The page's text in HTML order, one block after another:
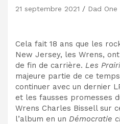
21 septembre 2021 Dad One
Cela fait 18 ans que les
New Jersey, les Wrens,
de fin de carrière. Les
majeure partie de ce
continuer avec un dernier
et les fausses promesses
Wrens Charles Bissell sur
l’album en un Démocratie